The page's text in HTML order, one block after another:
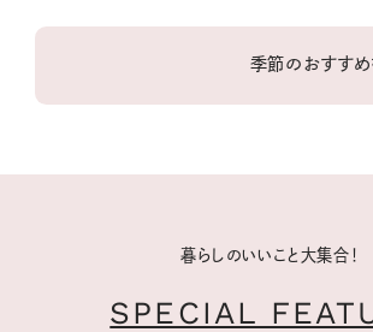
季節のおすすめ
暮らしのいいこと大集合！
SPECIAL